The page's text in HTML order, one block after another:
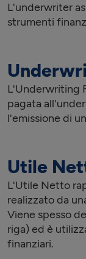
L'underwriter
strumenti
L'Underwriting
pagata
l'emissione di
Utile
L'Utile Netto
realizzato da
Viene spesso
riga) ed è
finanziari.